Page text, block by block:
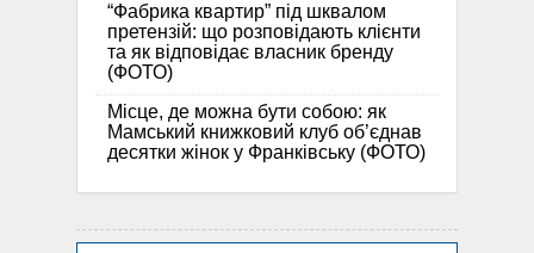
“Фабрика квартир” під шквалом
претензій: що розповідають клієнти
та як відповідає власник бренду
(ФОТО)
Місце, де можна бути собою: як
Мамський книжковий клуб об’єднав
десятки жінок у Франківську (ФОТО)